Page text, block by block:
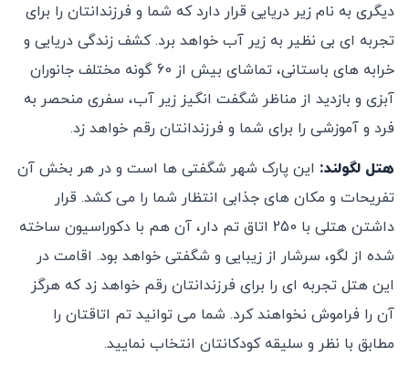
دیگری به نام زیر دریایی قرار دارد که شما و فرزندانتان را برای
تجربه ای بی نظیر به زیر آب خواهد برد. کشف زندگی دریایی و
خرابه های باستانی، تماشای بیش از 60 گونه مختلف جانوران
آبزی و بازدید از مناظر شگفت انگیز زیر آب، سفری منحصر به
فرد و آموزشی را برای شما و فرزندانتان رقم خواهد زد.
هتل لگولند: این پارک شهر شگفتی ها است و در هر بخش آن
تفریحات و مکان های جذابی انتظار شما را می کشد. قرار
داشتن هتلی با 250 اتاق تم دار، آن هم با دکوراسیون ساخته
شده از لگو، سرشار از زیبایی و شگفتی خواهد بود. اقامت در
این هتل تجربه ای را برای فرزندانتان رقم خواهد زد که هرگز
آن را فراموش نخواهند کرد. شما می توانید تم اتاقتان را
مطابق با نظر و سلیقه کودکانتان انتخاب نمایید.